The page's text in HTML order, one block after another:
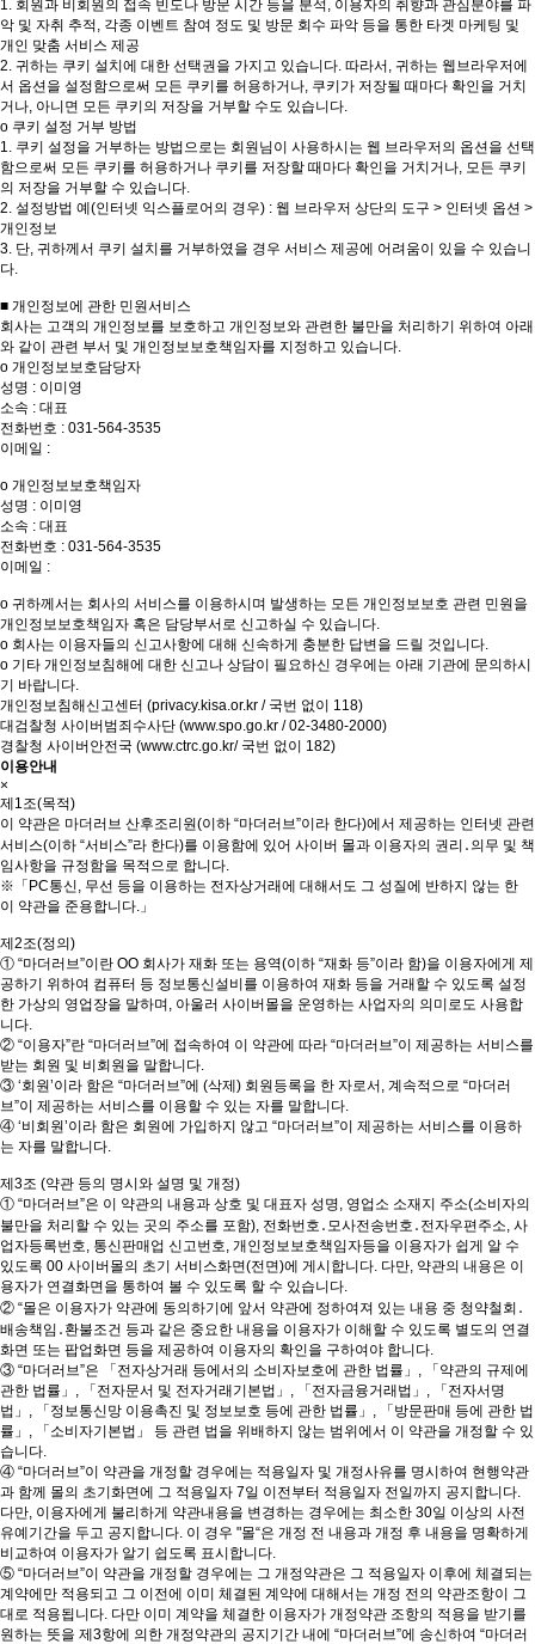
1. 회원과 비회원의 접속 빈도나 방문 시간 등을 분석, 이용자의 취향과 관심분야를 파
악 및 자취 추적, 각종 이벤트 참여 정도 및 방문 회수 파악 등을 통한 타겟 마케팅 및
개인 맞춤 서비스 제공
2. 귀하는 쿠키 설치에 대한 선택권을 가지고 있습니다. 따라서, 귀하는 웹브라우저에
서 옵션을 설정함으로써 모든 쿠키를 허용하거나, 쿠키가 저장될 때마다 확인을 거치
거나, 아니면 모든 쿠키의 저장을 거부할 수도 있습니다.
o 쿠키 설정 거부 방법
1. 쿠키 설정을 거부하는 방법으로는 회원님이 사용하시는 웹 브라우저의 옵션을 선택
함으로써 모든 쿠키를 허용하거나 쿠키를 저장할 때마다 확인을 거치거나, 모든 쿠키
의 저장을 거부할 수 있습니다.
2. 설정방법 예(인터넷 익스플로어의 경우) : 웹 브라우저 상단의 도구 > 인터넷 옵션 >
개인정보
3. 단, 귀하께서 쿠키 설치를 거부하였을 경우 서비스 제공에 어려움이 있을 수 있습니
다.
■ 개인정보에 관한 민원서비스
회사는 고객의 개인정보를 보호하고 개인정보와 관련한 불만을 처리하기 위하여 아래
와 같이 관련 부서 및 개인정보보호책임자를 지정하고 있습니다.
o 개인정보보호담당자
성명 : 이미영
소속 : 대표
전화번호 : 031-564-3535
이메일 :
o 개인정보보호책임자
성명 : 이미영
소속 : 대표
전화번호 : 031-564-3535
이메일 :
o 귀하께서는 회사의 서비스를 이용하시며 발생하는 모든 개인정보보호 관련 민원을
개인정보보호책임자 혹은 담당부서로 신고하실 수 있습니다.
o 회사는 이용자들의 신고사항에 대해 신속하게 충분한 답변을 드릴 것입니다.
o 기타 개인정보침해에 대한 신고나 상담이 필요하신 경우에는 아래 기관에 문의하시
기 바랍니다.
개인정보침해신고센터 (privacy.kisa.or.kr / 국번 없이 118)
대검찰청 사이버범죄수사단 (www.spo.go.kr / 02-3480-2000)
경찰청 사이버안전국 (www.ctrc.go.kr/ 국번 없이 182)
이용안내
×
제1조(목적)
이 약관은 마더러브 산후조리원(이하 “마더러브”이라 한다)에서 제공하는 인터넷 관련
서비스(이하 “서비스”라 한다)를 이용함에 있어 사이버 몰과 이용자의 권리․의무 및 책
임사항을 규정함을 목적으로 합니다.
※「PC통신, 무선 등을 이용하는 전자상거래에 대해서도 그 성질에 반하지 않는 한
이 약관을 준용합니다.」
제2조(정의)
① “마더러브”이란 OO 회사가 재화 또는 용역(이하 “재화 등”이라 함)을 이용자에게 제
공하기 위하여 컴퓨터 등 정보통신설비를 이용하여 재화 등을 거래할 수 있도록 설정
한 가상의 영업장을 말하며, 아울러 사이버몰을 운영하는 사업자의 의미로도 사용합
니다.
② “이용자”란 “마더러브”에 접속하여 이 약관에 따라 “마더러브”이 제공하는 서비스를
받는 회원 및 비회원을 말합니다.
③ ‘회원’이라 함은 “마더러브”에 (삭제) 회원등록을 한 자로서, 계속적으로 “마더러
브”이 제공하는 서비스를 이용할 수 있는 자를 말합니다.
④ ‘비회원’이라 함은 회원에 가입하지 않고 “마더러브”이 제공하는 서비스를 이용하
는 자를 말합니다.
제3조 (약관 등의 명시와 설명 및 개정)
① “마더러브”은 이 약관의 내용과 상호 및 대표자 성명, 영업소 소재지 주소(소비자의
불만을 처리할 수 있는 곳의 주소를 포함), 전화번호․모사전송번호․전자우편주소, 사
업자등록번호, 통신판매업 신고번호, 개인정보보호책임자등을 이용자가 쉽게 알 수
있도록 00 사이버몰의 초기 서비스화면(전면)에 게시합니다. 다만, 약관의 내용은 이
용자가 연결화면을 통하여 볼 수 있도록 할 수 있습니다.
② “몰은 이용자가 약관에 동의하기에 앞서 약관에 정하여져 있는 내용 중 청약철회․
배송책임․환불조건 등과 같은 중요한 내용을 이용자가 이해할 수 있도록 별도의 연결
화면 또는 팝업화면 등을 제공하여 이용자의 확인을 구하여야 합니다.
③ “마더러브”은 「전자상거래 등에서의 소비자보호에 관한 법률」, 「약관의 규제에
관한 법률」, 「전자문서 및 전자거래기본법」, 「전자금융거래법」, 「전자서명
법」, 「정보통신망 이용촉진 및 정보보호 등에 관한 법률」, 「방문판매 등에 관한 법
률」, 「소비자기본법」 등 관련 법을 위배하지 않는 범위에서 이 약관을 개정할 수 있
습니다.
④ “마더러브”이 약관을 개정할 경우에는 적용일자 및 개정사유를 명시하여 현행약관
과 함께 몰의 초기화면에 그 적용일자 7일 이전부터 적용일자 전일까지 공지합니다.
다만, 이용자에게 불리하게 약관내용을 변경하는 경우에는 최소한 30일 이상의 사전
유예기간을 두고 공지합니다. 이 경우 "몰“은 개정 전 내용과 개정 후 내용을 명확하게
비교하여 이용자가 알기 쉽도록 표시합니다.
⑤ “마더러브”이 약관을 개정할 경우에는 그 개정약관은 그 적용일자 이후에 체결되는
계약에만 적용되고 그 이전에 이미 체결된 계약에 대해서는 개정 전의 약관조항이 그
대로 적용됩니다. 다만 이미 계약을 체결한 이용자가 개정약관 조항의 적용을 받기를
원하는 뜻을 제3항에 의한 개정약관의 공지기간 내에 “마더러브”에 송신하여 “마더러